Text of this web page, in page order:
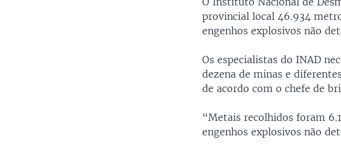
provincial local 46.934
engenhos explosivos não
Os especialistas do INAD
dezena de minas e
de acordo com o chefe de
“Metais recolhidos foram
engenhos explosivos não